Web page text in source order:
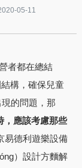
05-11
者都在總結
構，確保兒童
的問題，那
，應該考慮那些
易德利遊樂設備
）設計方麵解